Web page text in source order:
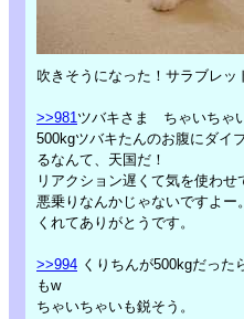
吹きそうになった！サラブレッ
>>981 ツバキさま ちゃいちゃ
500kgツバキたんのお腹にダイ
るなんて、天国だ！
リアクション遅くて気を使わせ
悪乗りなんかじゃないですよ
くれてありがとうです。
>>994 くりちんが500kgだった
もw
ちゃいちゃいも鋭そう。